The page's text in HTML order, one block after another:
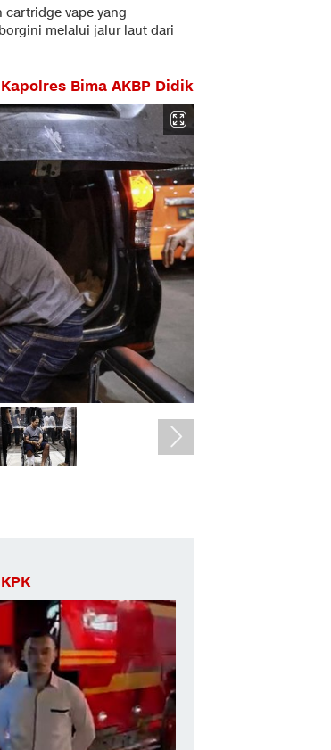
vape yang
melalui jalur laut dari
Bima AKBP Didik